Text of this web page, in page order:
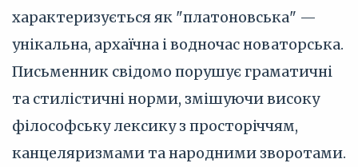
характеризується як "платоновська" —
унікальна, архаїчна і водночас новаторська.
Письменник свідомо порушує граматичні
та стилістичні норми, змішуючи високу
філософську лексику з просторіччям,
канцеляризмами та народними зворотами.